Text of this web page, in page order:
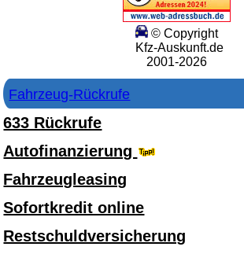
© Copyright
Kfz-Auskunft.de
2001-2026
Fahrzeug-Rückrufe
633 Rückrufe
Autofinanzierung
Fahrzeugleasing
Sofortkredit online
Restschuldversicherung